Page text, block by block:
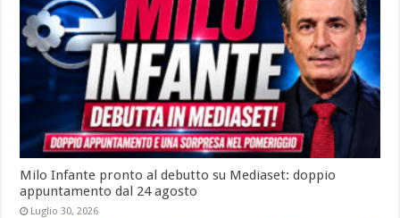
Milo Infante pronto al debutto su Mediaset: doppio
appuntamento dal 24 agosto
Luglio 30, 2026